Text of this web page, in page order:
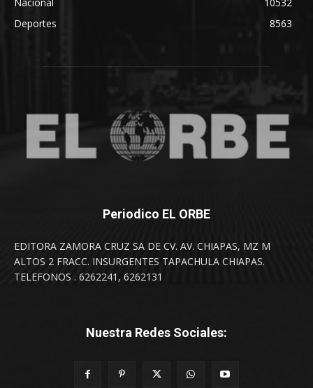
Deportes
8563
Periodico EL ORBE
EDITORA ZAMORA CRUZ SA DE CV. AV. CHIAPAS, MZ M
ALTOS 2 FRACC. INSURGENTES TAPACHULA CHIAPAS.
TELEFONOS . 6262241, 6262131
Nuestra Redes Sociales: